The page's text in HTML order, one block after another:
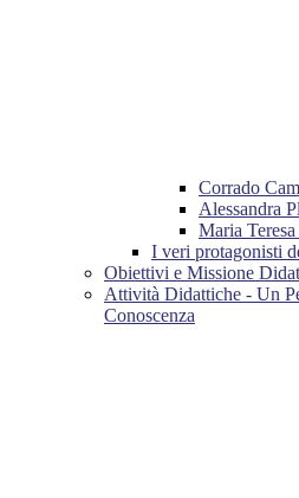
Corrado
Alessandra
Maria
I veri protagonisti
Obiettivi e Missione
Attività Didattiche - Un
Conoscenza